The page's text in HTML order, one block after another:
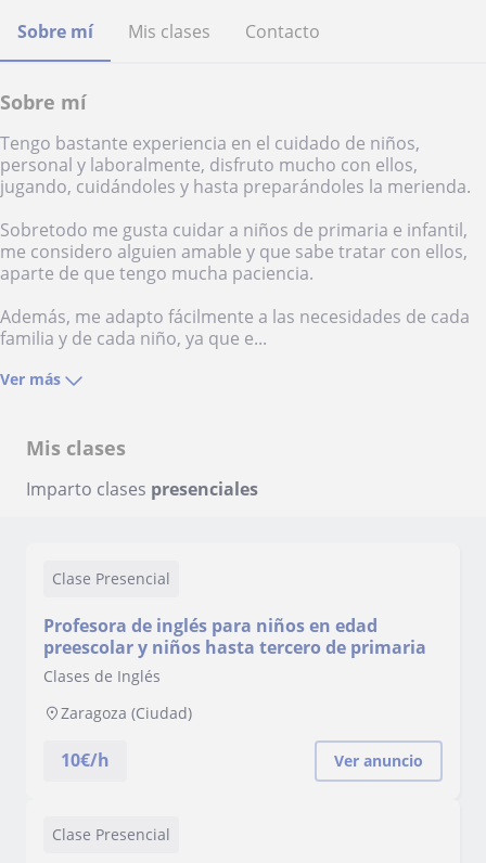
Sobre mí Mis clases Contacto
Sobre mí
Tengo bastante experiencia en el cuidado de niños,
personal y laboralmente, disfruto mucho con ellos,
jugando, cuidándoles y hasta preparándoles la merienda.
Sobretodo me gusta cuidar a niños de primaria e infantil,
me considero alguien amable y que sabe tratar con ellos,
aparte de que tengo mucha paciencia.
Además, me adapto fácilmente a las necesidades de cada
familia y de cada niño, ya que e...
Ver más
Mis clases
Imparto clases presenciales
Clase Presencial
Profesora de inglés para niños en edad
preescolar y niños hasta tercero de primaria
Clases de Inglés
Zaragoza (Ciudad)
10€/h Ver anuncio
Clase Presencial